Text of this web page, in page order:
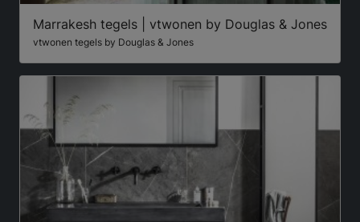
Marrakesh tegels | vtwonen by Douglas & Jones
vtwonen tegels by Douglas & Jones